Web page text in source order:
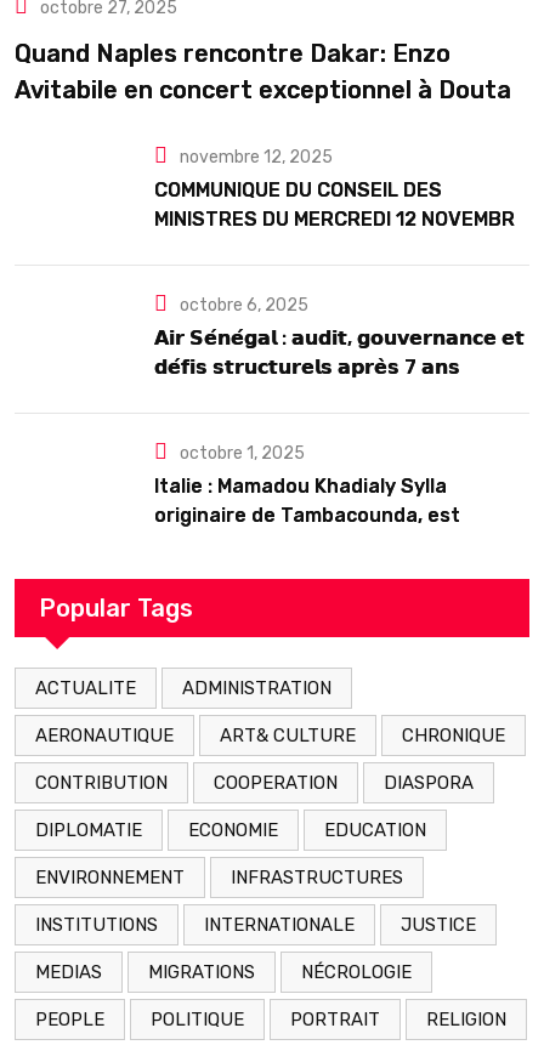
TOURISME
octobre 27, 2025
Quand Naples rencontre Dakar: Enzo
Avitabile en concert exceptionnel à Douta
novembre 12, 2025
COMMUNIQUE DU CONSEIL DES
MINISTRES DU MERCREDI 12 NOVEMBRE
octobre 6, 2025
𝗔𝗶𝗿 𝗦𝗲́𝗻𝗲́𝗴𝗮𝗹 : 𝗮𝘂𝗱𝗶𝘁, 𝗴𝗼𝘂𝘃𝗲𝗿𝗻𝗮𝗻𝗰𝗲 𝗲𝘁
𝗱𝗲́𝗳𝗶𝘀 𝘀𝘁𝗿𝘂𝗰𝘁𝘂𝗿𝗲𝗹𝘀 𝗮𝗽𝗿𝗲̀𝘀 7 𝗮𝗻𝘀
octobre 1, 2025
Italie : Mamadou Khadialy Sylla
originaire de Tambacounda, est
arrestation
Popular Tags
ACTUALITE ADMINISTRATION
AERONAUTIQUE ART& CULTURE CHRONIQUE
CONTRIBUTION COOPERATION DIASPORA
DIPLOMATIE ECONOMIE EDUCATION
ENVIRONNEMENT INFRASTRUCTURES
INSTITUTIONS INTERNATIONALE JUSTICE
MEDIAS MIGRATIONS NÉCROLOGIE
PEOPLE POLITIQUE PORTRAIT RELIGION